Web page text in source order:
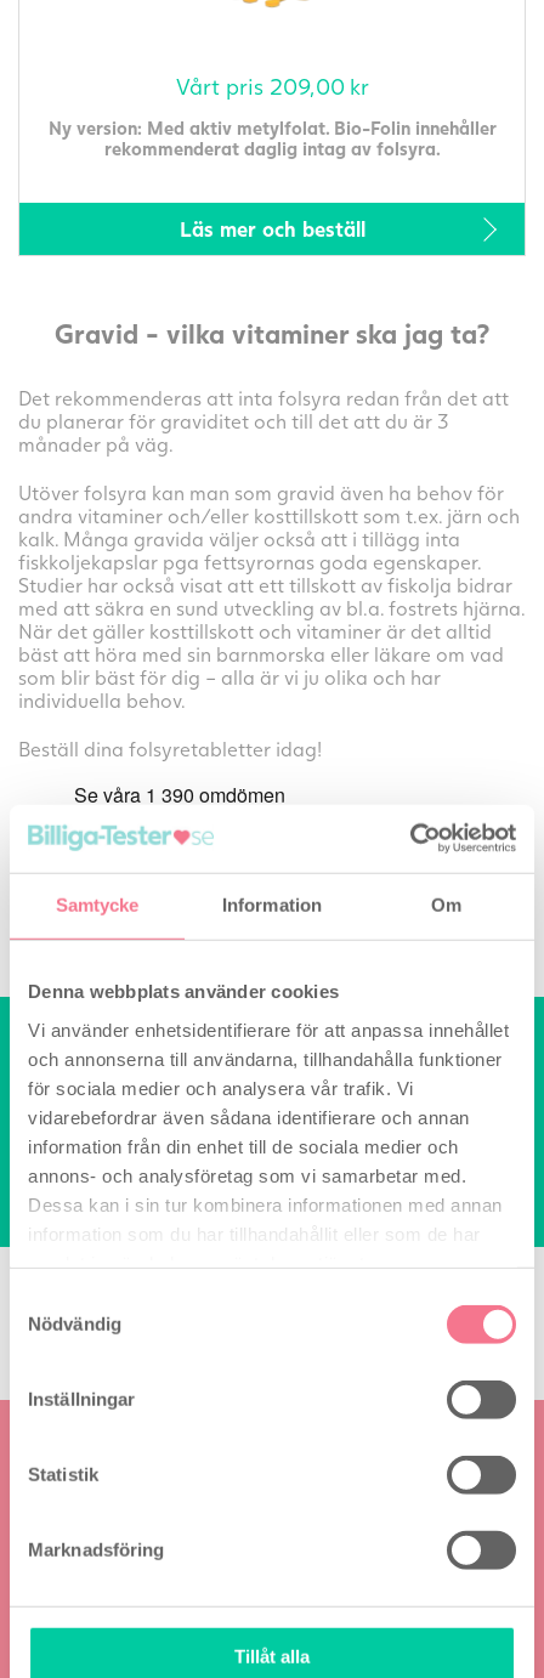
Samtycke Information Om
Denna webbplats använder cookies
Vi använder enhetsidentifierare för att anpassa innehållet
och annonserna till användarna, tillhandahålla funktioner
för sociala medier och analysera vår trafik. Vi
vidarebefordrar även sådana identifierare och annan
information från din enhet till de sociala medier och
annons- och analysföretag som vi samarbetar med.
Dessa kan i sin tur kombinera informationen med annan
information som du har tillhandahållit eller som de har
Nödvändig
Inställningar
Statistik
Marknadsföring
Tillåt alla
Vårt pris 209,00 kr
Ny version: Med aktiv metylfolat. Bio-Folin innehåller
rekommenderat daglig intag av folsyra.
Läs mer och beställ
Gravid - vilka vitaminer ska jag ta?
Det rekommenderas att inta folsyra redan från det att
du planerar för graviditet och till det att du är 3
månader på väg.
Utöver folsyra kan man som gravid även ha behov för
andra vitaminer och/eller kosttillskott som t.ex. järn och
kalk. Många gravida väljer också att i tillägg inta
fiskkoljekapslar pga fettsyrornas goda egenskaper.
Studier har också visat att ett tillskott av fiskolja bidrar
med att säkra en sund utveckling av bl.a. fostrets hjärna.
När det gäller kosttillskott och vitaminer är det alltid
bäst att höra med sin barnmorska eller läkare om vad
som blir bäst för dig – alla är vi ju olika och har
individuella behov.
Beställ dina folsyretabletter idag!
Hej, behöver du hjälp?
Vi sitter redo att hjälpa dig!
Skriv till:
info@billiga-tester.se
Vi svarar på din e-post så snart
som möjligt.
Vardagar mellan 9:00-16:00
Just nu får du
också en
rabattkod för en